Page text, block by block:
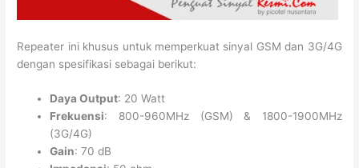
Repeater ini khusus untuk memperkuat sinyal GSM dan 3G/4G
dengan spesifikasi sebagai berikut:
Daya Output: 20 Watt
Frekuensi: 800-960MHz (GSM) & 1800-1900MHz
(3G/4G)
Gain: 70 dB